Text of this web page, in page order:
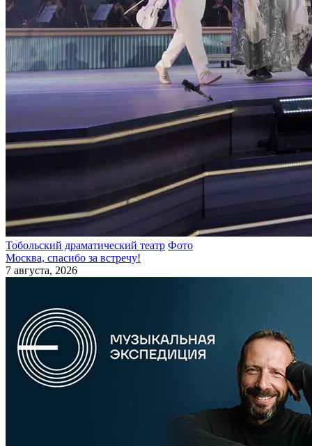
Тобольский драматический театр Фото
Москва, спасибо за встречу!
7 августа, 2026